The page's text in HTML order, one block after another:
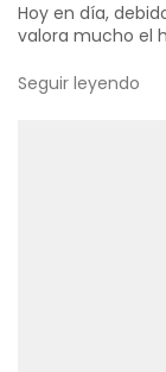
Hoy en día,
valora mucho el
Seguir leyendo